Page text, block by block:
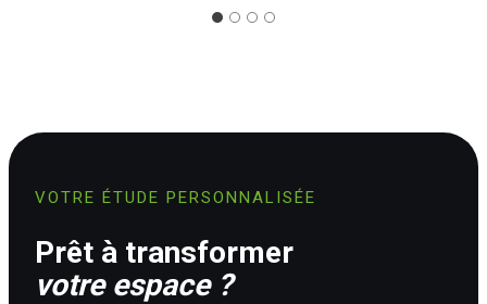
VOTRE ÉTUDE PERSONNALISÉE
Prêt à transformer
votre espace ?